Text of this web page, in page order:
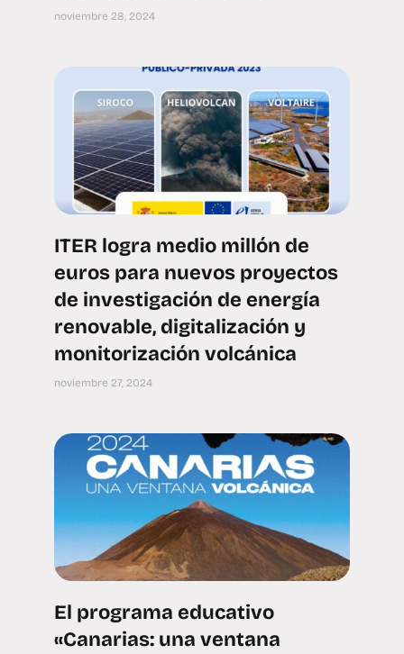
noviembre 28, 2024
ITER logra medio millón de
euros para nuevos proyectos
de investigación de energía
renovable, digitalización y
monitorización volcánica
noviembre 27, 2024
El programa educativo
«Canarias: una ventana